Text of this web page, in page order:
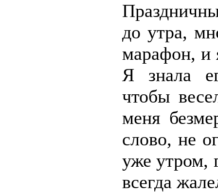
до утра,
марафон, и
Я знала
чтобы
меня
слово, не
уже утром,
всегда